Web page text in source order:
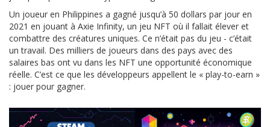
Un joueur en Philippines a gagné jusqu’à 50 dollars par jour en
2021 en jouant à Axie Infinity, un jeu NFT où il fallait élever et
combattre des créatures uniques. Ce n’était pas du jeu - c’était
un travail. Des milliers de joueurs dans des pays avec des
salaires bas ont vu dans les NFT une opportunité économique
réelle. C’est ce que les développeurs appellent le « play-to-earn »
: jouer pour gagner.